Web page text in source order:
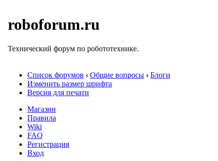
roboforum.ru
Технический форум по робототехнике.
Список форумов ‹ Общие вопросы ‹ Блоги
Изменить размер шрифта
Версия для печати
Магазин
Правила
Wiki
FAQ
Регистрация
Вход